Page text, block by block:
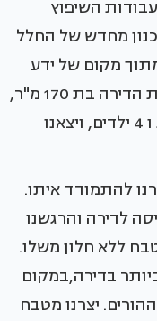
השיפוץ
מחדש של החלל
מקום של ידע
והבנת הפוטנציאל רכשו בני הזוג את הדירה בת 170 מ"ר,
ו 100 מ"ר גינה, עבור משפחתם, זוג ו 4 ילדים, ויצאנו
להתמודד איתו.
לדירה והרגשנו
ללא חלון משלו.
בדירה,במקום
יצרנו מטבח